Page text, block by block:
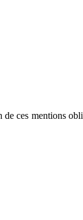
de ces mentions